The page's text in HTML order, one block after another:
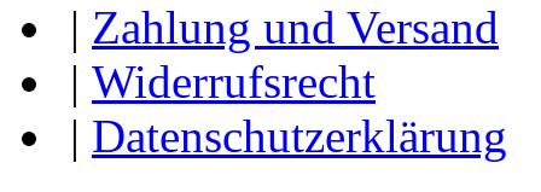
| Zahlung und Versand
| Widerrufsrecht
| Datenschutzerklärung